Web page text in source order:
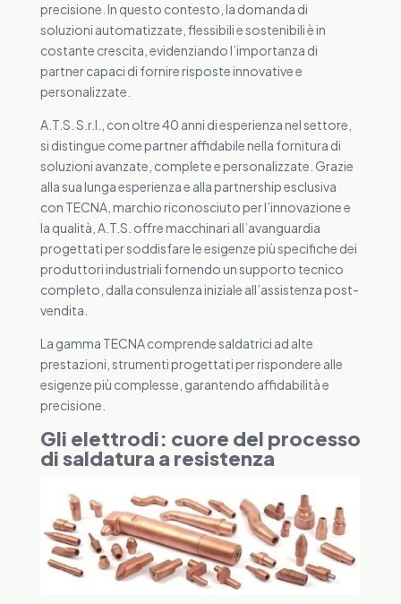
precisione. In questo contesto, la domanda di
soluzioni automatizzate, flessibili e sostenibili è in
costante crescita, evidenziando l’importanza di
partner capaci di fornire risposte innovative e
personalizzate.
A.T.S. S.r.l., con oltre 40 anni di esperienza nel settore,
si distingue come partner affidabile nella fornitura di
soluzioni avanzate, complete e personalizzate. Grazie
alla sua lunga esperienza e alla partnership esclusiva
con TECNA, marchio riconosciuto per l’innovazione e
la qualità, A.T.S. offre macchinari all’avanguardia
progettati per soddisfare le esigenze più specifiche dei
produttori industriali fornendo un supporto tecnico
completo, dalla consulenza iniziale all’assistenza post-
vendita.
La gamma TECNA comprende saldatrici ad alte
prestazioni, strumenti progettati per rispondere alle
esigenze più complesse, garantendo affidabilità e
precisione.
Gli elettrodi: cuore del processo
di saldatura a resistenza